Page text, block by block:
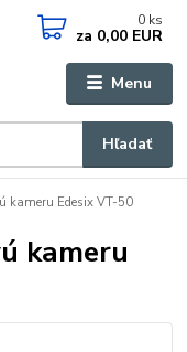
Menu
Hľadať
0 ks
za 0,00 EUR
kameru Edesix VT-50
kameru